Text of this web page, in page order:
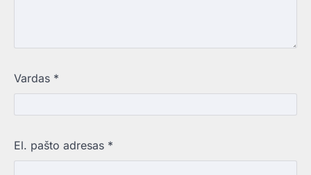
Vardas *
El. pašto adresas *